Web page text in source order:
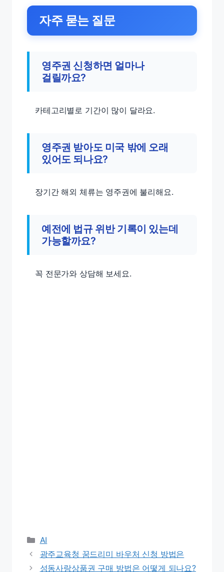
자주 묻는 질문
영주권 신청하면 얼마나
걸릴까요?
카테고리별로 기간이 많이 달라요.
영주권 받아도 미국 밖에 오래
있어도 되나요?
장기간 해외 체류는 영주권에 불리해요.
예전에 법규 위반 기록이 있는데
가능할까요?
꼭 전문가와 상담해 보세요.
Categories
AI
광주교육청 꿈드리미 바우처 신청 방법은
성동사랑상품권 구매 방법은 어떻게 되나요?